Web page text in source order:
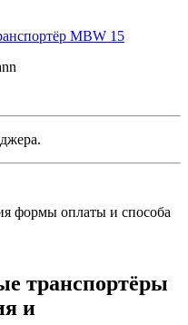
формы оплаты и способа
транспортёры
и